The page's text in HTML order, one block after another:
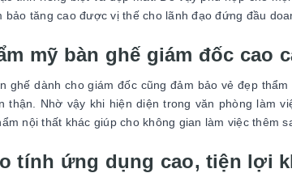
bảo tăng cao được vị thế cho lãnh đạo đứng đầu
mỹ bàn ghế giám đốc cao
ghế dành cho giám đốc cũng đảm bảo vẻ đẹp
thận. Nhờ vậy khi hiện diện trong văn phòng làm
nội thất khác giúp cho không gian làm việc thêm
tính ứng dụng cao, tiện lợi